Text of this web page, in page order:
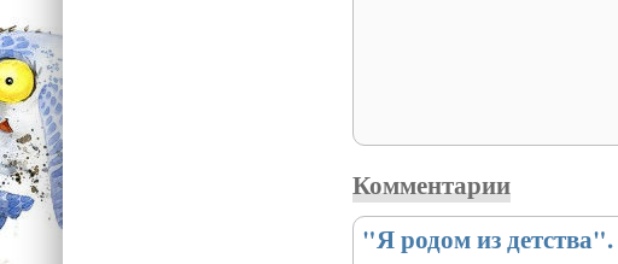
Комментарии
"Я родом из детства".